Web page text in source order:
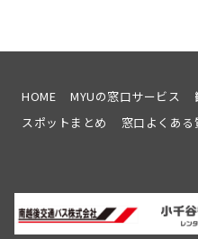
テ
ン
い
ま
桜
令
春
情
HOME MYUの窓口サービス
スポットまとめ
窓口よくある